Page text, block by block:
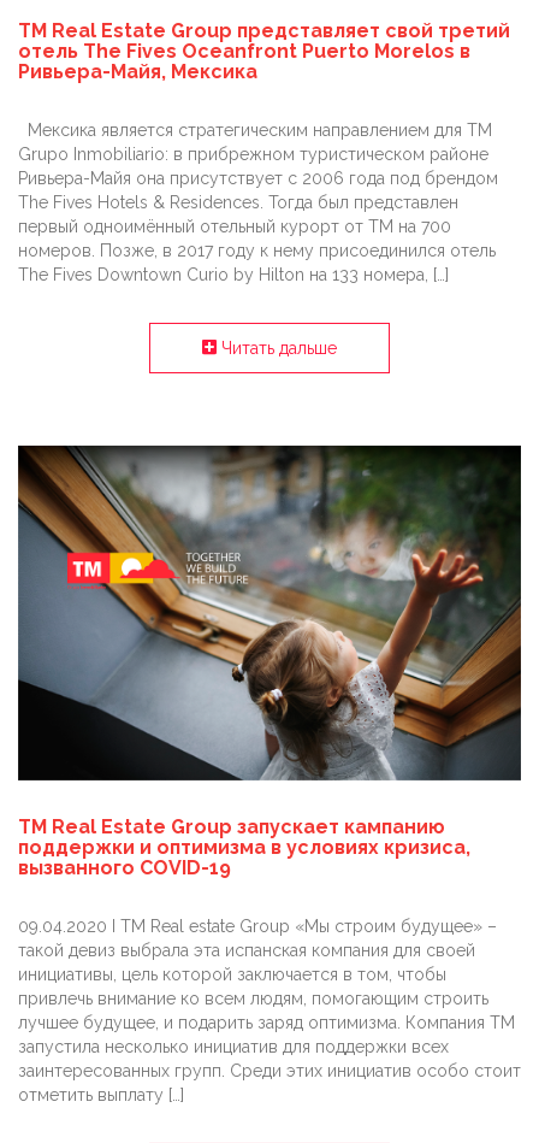
TM Real Estate Group представляет свой третий
отель The Fives Oceanfront Puerto Morelos в
Ривьера-Майя, Мексика
Мексика является стратегическим направлением для TM
Grupo Inmobiliario: в прибрежном туристическом районе
Ривьера-Майя она присутствует с 2006 года под брендом
The Fives Hotels & Residences. Тогда был представлен
первый одноимённый отельный курорт от ТМ на 700
номеров. Позже, в 2017 году к нему присоединился отель
The Fives Downtown Curio by Hilton на 133 номера, […]
Читать дальше
TM Real Estate Group запускает кампанию
поддержки и оптимизма в условиях кризиса,
вызванного COVID-19
09.04.2020 I TM Real estate Group «Мы строим будущее» –
такой девиз выбрала эта испанская компания для своей
инициативы, цель которой заключается в том, чтобы
привлечь внимание ко всем людям, помогающим строить
лучшее будущее, и подарить заряд оптимизма. Компания TM
запустила несколько инициатив для поддержки всех
заинтересованных групп. Среди этих инициатив особо стоит
отметить выплату […]